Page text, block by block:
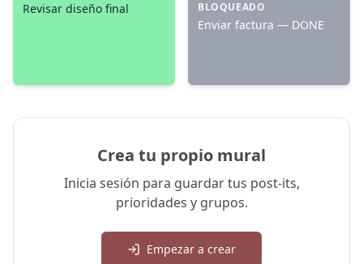
Revisar diseño final BLOQUEADO
Enviar factura — DONE
Crea tu propio mural
Inicia sesión para guardar tus post-its,
prioridades y grupos.
Empezar a crear